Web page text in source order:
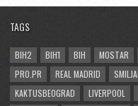
TAGS
BIH2 BIH1 BIH MOSTAR
PRO.PR
REAL MADRID
KAKTUSBEOGRAD
LIVERPOOL